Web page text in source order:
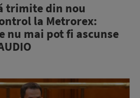
trimite din nou
la Metrorex:
nu mai pot fi ascunse